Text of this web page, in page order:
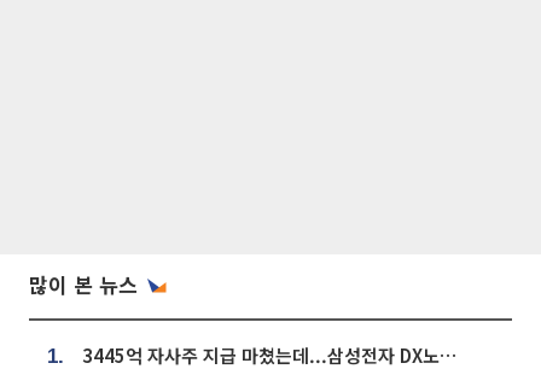
많이 본 뉴스
1. 3445억 자사주 지급 마쳤는데...삼성전자 DX노조, 뒤늦은 '떼쓰기 집회'